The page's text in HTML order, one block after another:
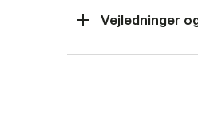
Vejledninger